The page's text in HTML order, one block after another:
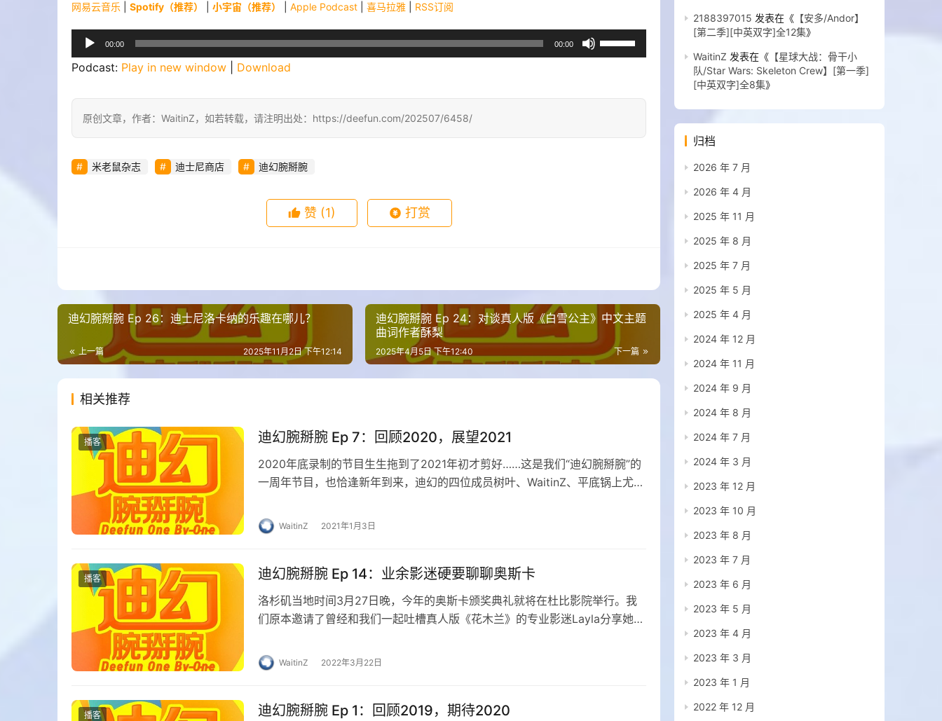
网易云音乐
Spotify（推荐） 小宇宙（推荐） Apple Podcast 喜马拉雅 RSS订阅
频
放
00:00 00:00
使
用
/
箭
低
音
Podcast: Play in new window Download
原创文章，作者：WaitinZ，如若转载，请注明出处：https://deefun.com/202507/6458/
米老鼠杂志 迪士尼商店 迪幻腕掰腕
赞 (1) 打赏
迪幻腕掰腕 Ep 26：迪士尼洛卡纳的乐趣在哪儿？
上一篇 2025年11月2日 下午12:14
迪幻腕掰腕 Ep 24：对谈真人版《白雪公主》中文主题
曲词作者酥梨
下一篇
2025年4月5日 下午12:40
相关推荐
播客 迪幻腕掰腕 Ep 7：回顾2020，展望2021
2020年底录制的节目生生拖到了2021年初才剪好……这是我们“迪幻腕掰腕”的
一周年节目，也恰逢新年到来，迪幻的四位成员树叶、WaitinZ、平底锅上尤金
WaitinZ 2021年1月3日
播客 迪幻腕掰腕 Ep 14：业余影迷硬要聊聊奥斯卡
洛杉矶当地时间3月27日晚，今年的奥斯卡颁奖典礼就将在杜比影院举行。我
们原本邀请了曾经和我们一起吐槽真人版《花木兰》的专业影迷Layla分享她对
WaitinZ 2022年3月22日
播客 迪幻腕掰腕 Ep 1：回顾2019，期待2020
2188397015 发表在《 【安多/Andor】
[第二季][中英双字]全12集》
WaitinZ 发表在《 【星球大战：骨干小
队/Star Wars: Skeleton Crew】[第一季]
[中英双字]全8集》
归档
2026 年 7 月
2026 年 4 月
2025 年 11 月
2025 年 8 月
2025 年 7 月
2025 年 5 月
2025 年 4 月
2024 年 12 月
2024 年 11 月
2024 年 9 月
2024 年 8 月
2024 年 7 月
2024 年 3 月
2023 年 12 月
2023 年 10 月
2023 年 8 月
2023 年 7 月
2023 年 6 月
2023 年 5 月
2023 年 4 月
2023 年 3 月
2023 年 1 月
2022 年 12 月